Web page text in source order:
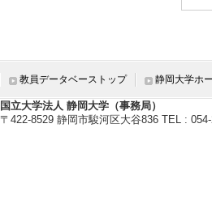
教員データベーストップ 静岡大学ホ
国立大学法人 静岡大学（事務局）
〒422-8529 静岡市駿河区大谷836 TEL : 054-